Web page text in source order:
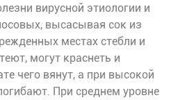
вирусной этиологии и
высасывая сок из
местах стебли и
могут краснеть и
чего вянут, а при высокой
При среднем уровне